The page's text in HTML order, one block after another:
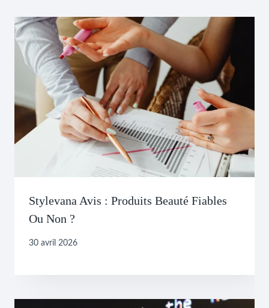
Stylevana Avis : Produits Beauté Fiables
Ou Non ?
30 avril 2026